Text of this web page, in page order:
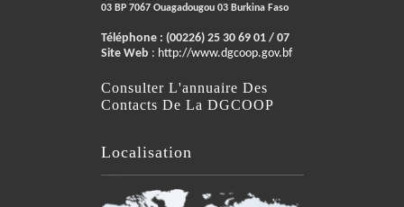
03 BP 7067 Ouagadougou 03 Burkina Faso
Téléphone : (00226) 25 30 69 01 / 07
Site Web : http://www.dgcoop.gov.bf
Consulter L'annuaire Des
Contacts De La DGCOOP
Localisation